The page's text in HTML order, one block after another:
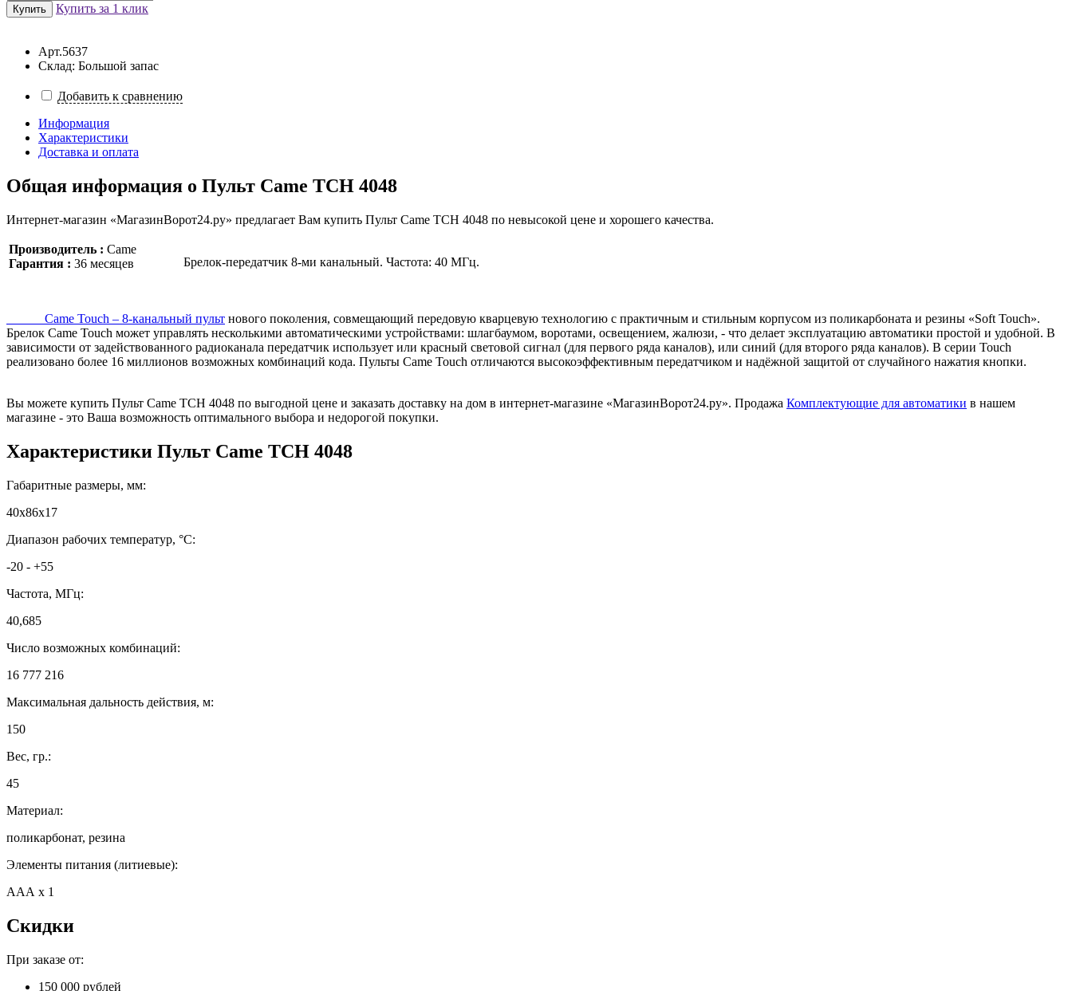
Купить за 1 клик
Арт.5637
Склад: Большой запас
Добавить к сравнению
Информация
Характеристики
Доставка и оплата
Общая информация о Пульт Came TCH 4048
Интернет-магазин «МагазинВорот24.ру» предлагает Вам купить Пульт Came TCH 4048 по невысокой цене и хорошего качества.
Производитель : Came
Гарантия : 36 месяцев Брелок-передатчик 8-ми канальный. Частота: 40 МГц.
Came Touch – 8-канальный пульт нового поколения, совмещающий передовую кварцевую технологию с практичным и стильным корпусом из поликарбоната и резины «Soft Touch».
Брелок Came Touch может управлять несколькими автоматическими устройствами: шлагбаумом, воротами, освещением, жалюзи, - что делает эксплуатацию автоматики простой и удобной. В
зависимости от задействованного радиоканала передатчик использует или красный световой сигнал (для первого ряда каналов), или синий (для второго ряда каналов). В серии Touch
реализовано более 16 миллионов возможных комбинаций кода. Пульты Came Touch отличаются высокоэффективным передатчиком и надёжной защитой от случайного нажатия кнопки.
Вы можете купить Пульт Came TCH 4048 по выгодной цене и заказать доставку на дом в интернет-магазине «МагазинВорот24.ру». Продажа Комплектующие для автоматики в нашем
магазине - это Ваша возможность оптимального выбора и недорогой покупки.
Характеристики Пульт Came TCH 4048
Габаритные размеры, мм:
40х86х17
Диапазон рабочих температур, °C:
-20 - +55
Частота, МГц:
40,685
Число возможных комбинаций:
16 777 216
Максимальная дальность действия, м:
150
Вес, гр.:
45
Материал:
поликарбонат, резина
Элементы питания (литиевые):
ААА х 1
Скидки
При заказе от:
150 000 рублей